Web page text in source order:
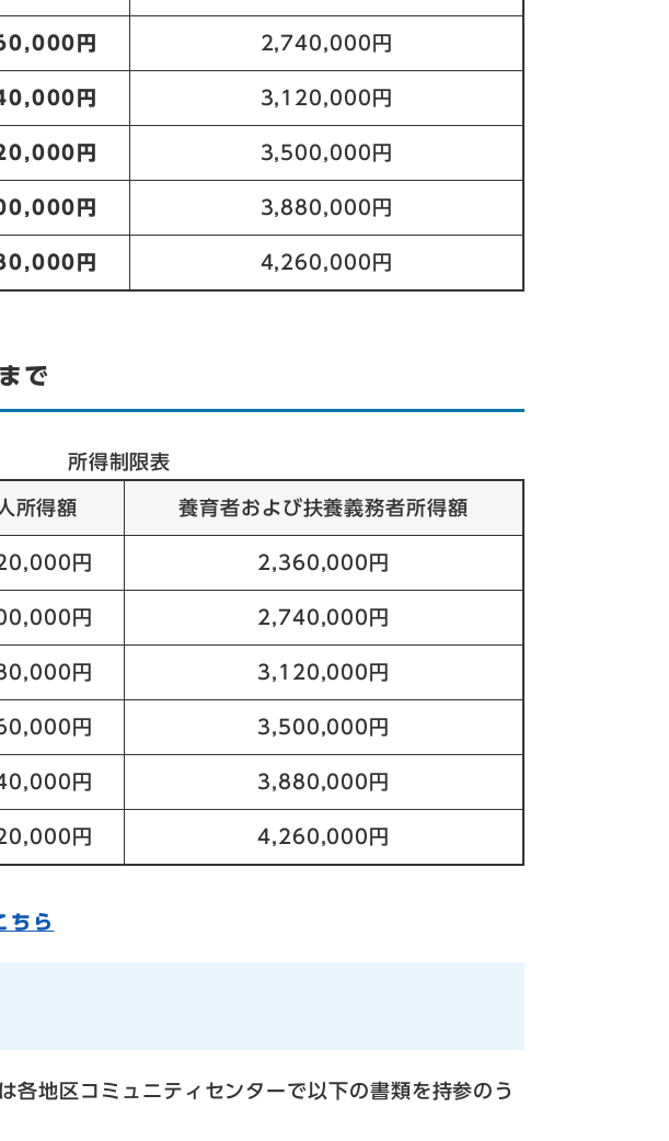
円 2,740,000円
円 3,120,000円
円 3,500,000円
円 3,880,000円
円 4,260,000円
で
所得制限表
所得額 養育者および扶養義務者所得額
円 2,360,000円
円 2,740,000円
円 3,120,000円
円 3,500,000円
円 3,880,000円
円 4,260,000円
ちら
各地区コミュニティセンターで以下の書類を持参のう